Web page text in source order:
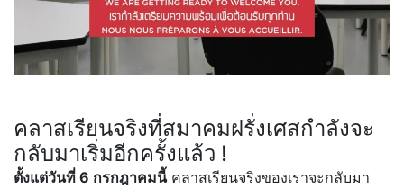
คลาสเรียนจริงที่สมาคมฝรั่งเศสกำลังจะ
กลับมาเริ่มอีกครั้งแล้ว !
ตั้งแต่วันที่ 6 กรกฎาคมนี้คลาสเรียนจริงของเราจะกลับมา